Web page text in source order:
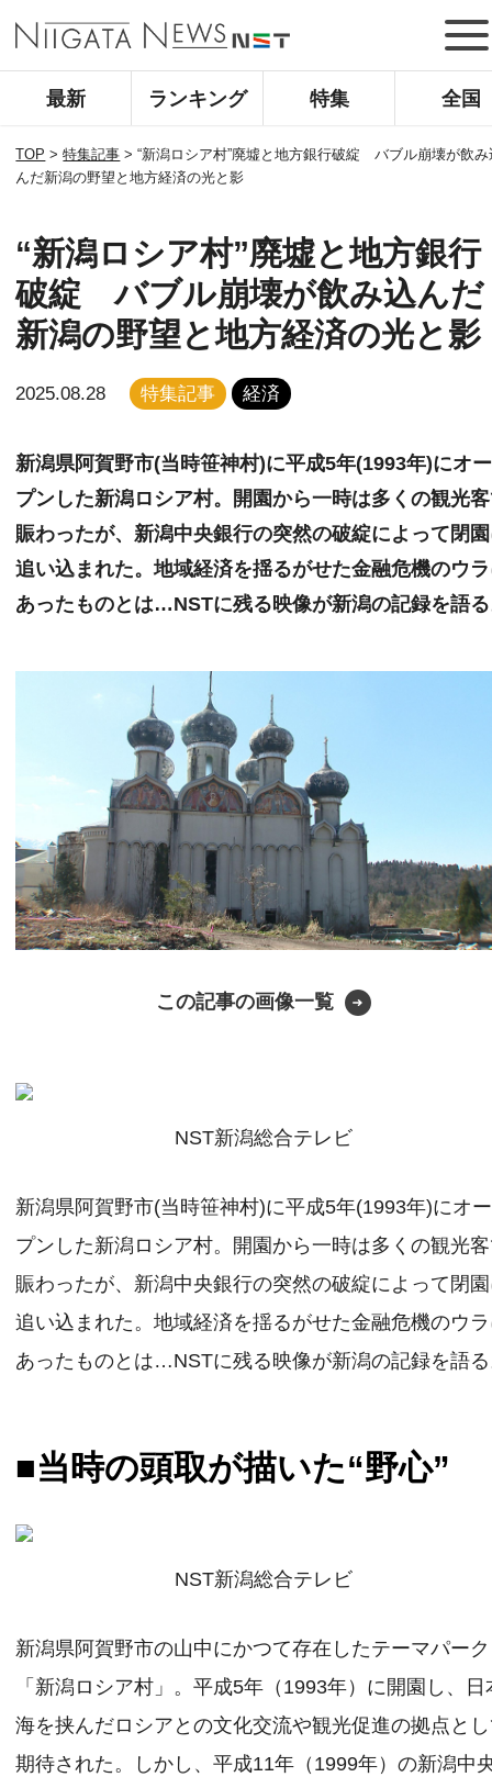
最新 ランキング 特集 全国
TOP >特集記事 >“新潟ロシア村”廃墟と地方銀行破綻 バブル崩壊が飲み
んだ新潟の野望と地方経済の光と影
“新潟ロシア村”廃墟と地方銀行
破綻 バブル崩壊が飲み込んだ
新潟の野望と地方経済の光と影
2025.08.28 特集記事 経済
新潟県阿賀野市(当時笹神村)に平成5年(1993年)にオー
プンした新潟ロシア村。開園から一時は多くの観光
賑わったが、新潟中央銀行の突然の破綻によって閉
追い込まれた。地域経済を揺るがせた金融危機のウ
あったものとは…NSTに残る映像が新潟の記録を語
この記事の画像一覧
NST新潟総合テレビ
新潟県阿賀野市(当時笹神村)に平成5年(1993年)にオー
プンした新潟ロシア村。開園から一時は多くの観光
賑わったが、新潟中央銀行の突然の破綻によって閉
追い込まれた。地域経済を揺るがせた金融危機のウ
あったものとは…NSTに残る映像が新潟の記録を語
■当時の頭取が描いた“野心”
NST新潟総合テレビ
新潟県阿賀野市の山中にかつて存在したテーマパーク
「新潟ロシア村」。平成5年（1993年）に開園し、日
海を挟んだロシアとの文化交流や観光促進の拠点と
期待された。しかし、平成11年（1999年）の新潟中